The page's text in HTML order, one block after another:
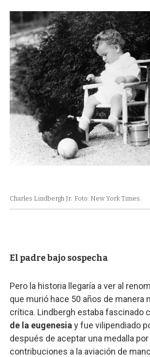
Charles Lindbergh Jr. Foto: New York Times.
El padre bajo sospecha
Pero la historia llegaría a ver al
que murió hace 50 años de manera
crítica. Lindbergh estaba fascinado
de la eugenesia y fue vilipendiado
después de aceptar una medalla
contribuciones a la aviación de